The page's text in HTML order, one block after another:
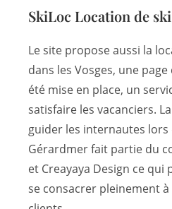
SkiLoc Location de
Le site propose aussi la
dans les Vosges, une
été mise en place, un
satisfaire les vacanciers.
guider les internautes lors
Gérardmer fait partie du
et Creayaya Design ce qui
se consacrer pleinement